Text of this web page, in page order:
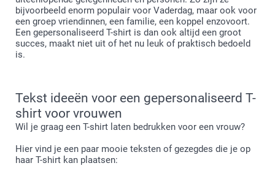
bijvoorbeeld enorm populair voor Vaderdag, maar ook voor
een groep vriendinnen, een familie, een koppel enzovoort.
Een gepersonaliseerd T-shirt is dan ook altijd een groot
succes, maakt niet uit of het nu leuk of praktisch bedoeld
is.
Tekst ideeën voor een gepersonaliseerd T-
shirt voor vrouwen
Wil je graag een T-shirt laten bedrukken voor een vrouw?
Hier vind je een paar mooie teksten of gezegdes die je op
haar T-shirt kan plaatsen: